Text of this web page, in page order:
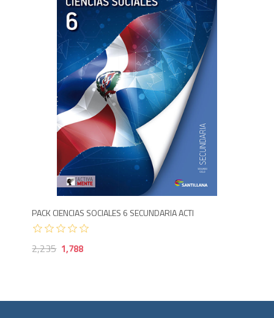
PACK CIENCIAS SOCIALES 6 SECUNDARIA ACTI
2,235 1,788